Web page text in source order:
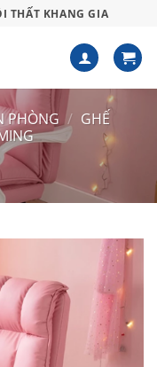
THẤT KHANG GIA
PHÒNG / GHẾ